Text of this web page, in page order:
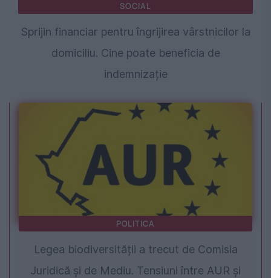
SOCIAL
Sprijin financiar pentru îngrijirea vârstnicilor la
domiciliu. Cine poate beneficia de
indemnizație
POLITICA
Legea biodiversității a trecut de Comisia
Juridică și de Mediu. Tensiuni între AUR și